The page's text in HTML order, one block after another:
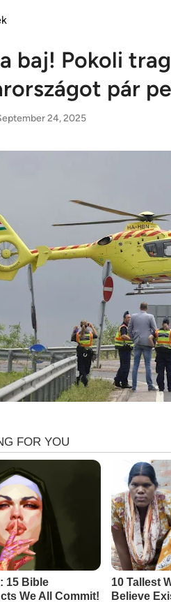
baj! Pokoli
pár
24, 2025